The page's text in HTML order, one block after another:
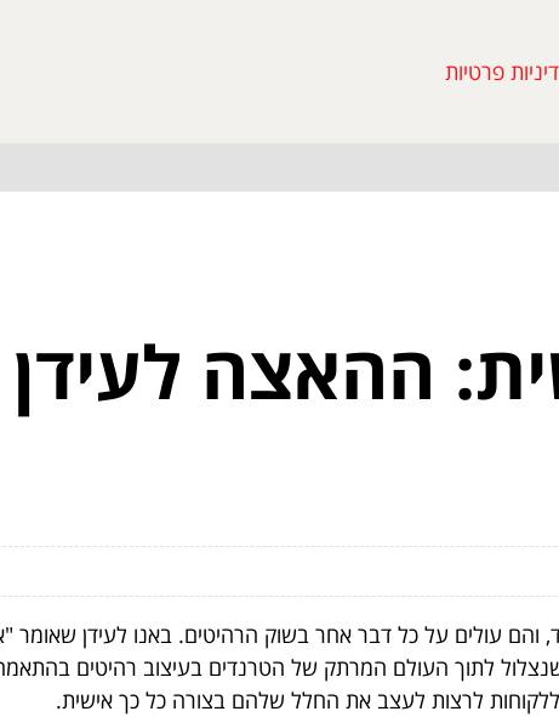
פרטיות
ההאצה
עולים על כל דבר אחר בשוק הרהיטים. באנו לעידן שאומר
לתוך העולם המרתק של הטרנדים בעיצוב רהיטים
לרצות לעצב את החלל שלהם בצורה כל כך אישית.